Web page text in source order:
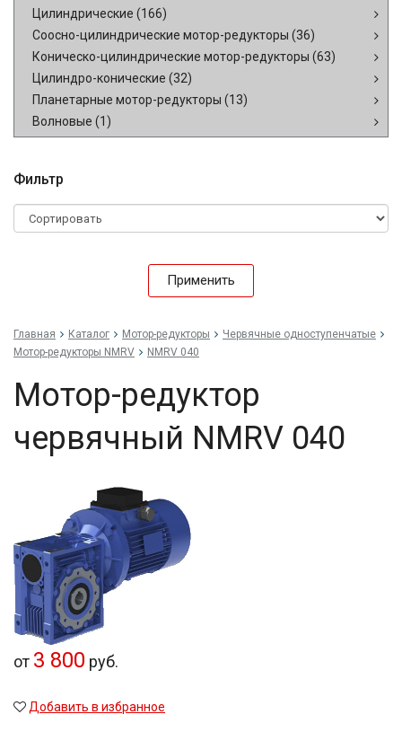
Цилиндрические (166)
Соосно-цилиндрические мотор-редукторы (36)
Коническо-цилиндрические мотор-редукторы (63)
Цилиндро-конические (32)
Планетарные мотор-редукторы (13)
Волновые (1)
Фильтр
Применить
Главная Каталог Мотор-редукторы
Червячные одноступенчатые
Мотор-редукторы NMRV
NMRV 040
Мотор-редуктор
червячный NMRV 040
от 3 800 руб.
Добавить в избранное